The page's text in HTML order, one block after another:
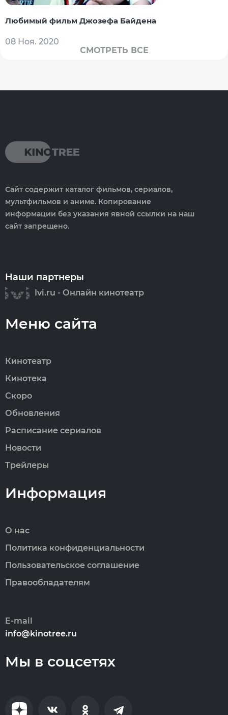
Любимый фильм Джозефа Байдена
08 Ноя. 2020
СМОТРЕТЬ ВСЕ
Сайт содержит каталог фильмов, сериалов,
мультфильмов и аниме. Копирование
информации без указания явной ссылки на наш
сайт запрещено.
Наши партнеры
Ivi.ru - Онлайн кинотеатр
Меню сайта
Кинотеатр
Кинотека
Скоро
Обновления
Расписание сериалов
Новости
Трейлеры
Информация
О нас
Политика конфиденциальности
Пользовательское соглашение
Правообладателям
E-mail
info@kinotree.ru
Мы в соцсетях